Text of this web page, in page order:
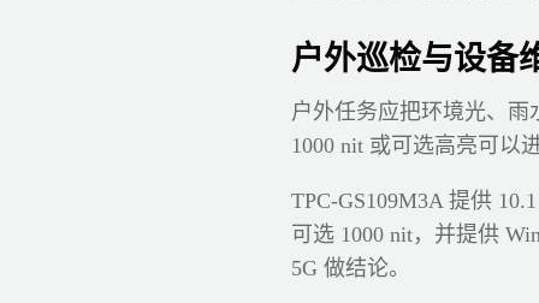
户外巡检与设备
户外任务应把环境光、雨
1000 nit 或可选高亮可以
TPC-GS109M3A 提供
可选 1000 nit，并提供
5G 做结论。